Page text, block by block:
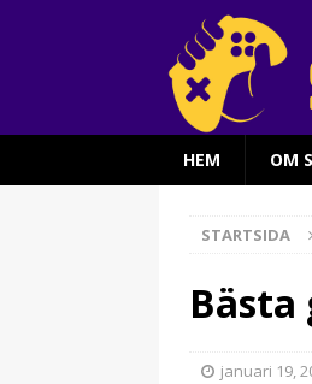
HEM OM
STARTSIDA
Bästa
januari 19,